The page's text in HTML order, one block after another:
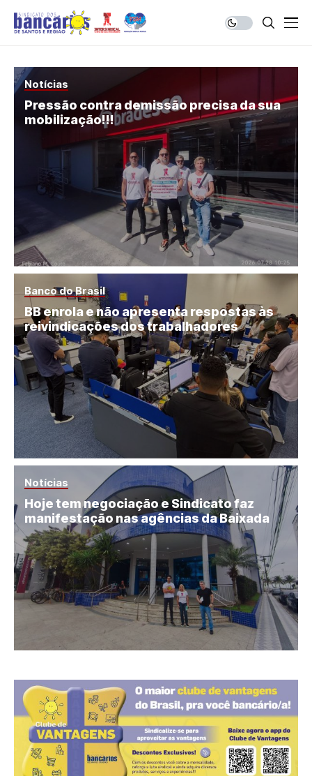
Notícias
Pressão contra demissão precisa da sua
mobilização!!!
Banco do Brasil
BB enrola e não apresenta respostas às
reivindicações dos trabalhadores
Notícias
Hoje tem negociação e Sindicato faz
manifestação nas agências da Baixada